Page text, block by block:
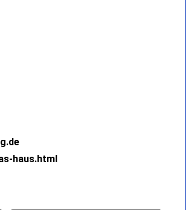
haus.html